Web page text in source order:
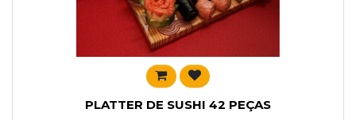
PLATTER DE SUSHI 42 PEÇAS